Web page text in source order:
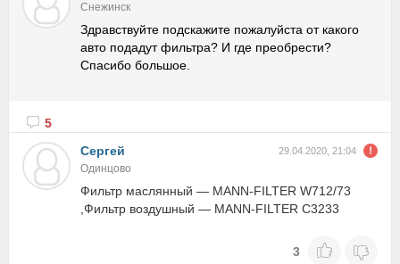
Снежинск
Здравствуйте подскажите пожалуйста от какого
авто подадут фильтра? И где преобрести?
Спасибо большое.
5
Сергей
29.04.2020, 21:04
Одинцово
Фильтр маслянный — MANN-FILTER W712/73
,Фильтр воздушный — MANN-FILTER C3233
3